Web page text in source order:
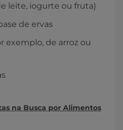
leite, iogurte ou fruta)
de ervas
exemplo, de arroz ou
na Busca por Alimentos